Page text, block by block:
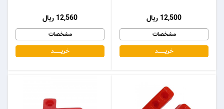
12,560 ریال
مشخصات
خریـــــــد
12,500 ریال
مشخصات
خریـــــــد